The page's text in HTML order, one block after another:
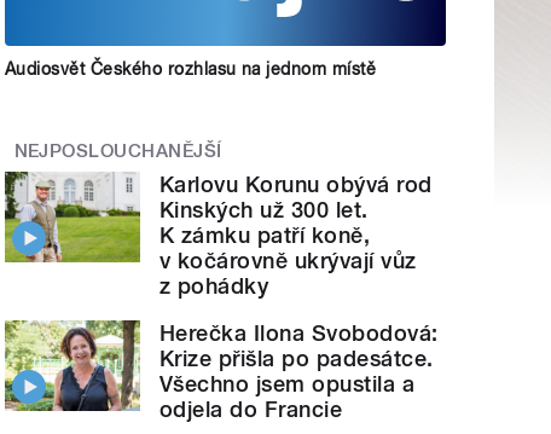
Audiosvět Českého rozhlasu na jednom místě
NEJPOSLOUCHANĚJŠÍ
Karlovu Korunu obývá rod
Kinských už 300 let.
K zámku patří koně,
v kočárovně ukrývají vůz
z pohádky
Herečka Ilona Svobodová:
Krize přišla po padesátce.
Všechno jsem opustila a
odjela do Francie